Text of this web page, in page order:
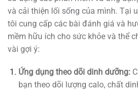
và cải thiện lối sống của mình. Tại
tôi cung cấp các bài đánh giá và
mềm hữu ích cho sức khỏe và thể
vài gợi ý:
Ứng dụng theo dõi dinh dưỡng:
bạn theo dõi lượng calo, chất